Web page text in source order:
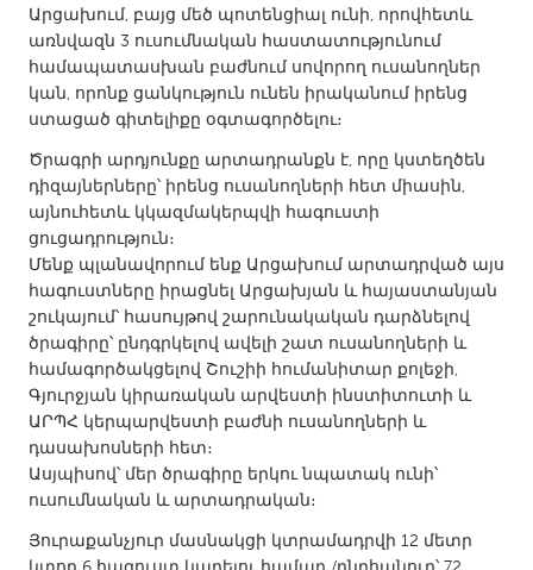
QATAR
Qatar
Singapore
UNITED KINGDOM
Glasgow
UNITED STATES
Ann Arbor, MI
Austin, TX
Baltimore, MD
Boston, MA
Burlingame-San Mateo, CA
Cass Clay
Cleveland, OH
Detroit, MI
Durham, NC
Արցախում, բայց մեծ պոտենցիալ ունի, որովհետև
առնվազն 3 ուսումնական հաստատությունում
համապատասխան բաժնում սովորող ուսանողներ
կան, որոնք ցանկություն ունեն իրականում իրենց
ստացած գիտելիքը օգտագործելու։
Ծրագրի արդյունքը արտադրանքն է, որը կստեղծեն
դիզայներները՝ իրենց ուսանողների հետ միասին,
այնուհետև կկազմակերպվի հագուստի
ցուցադրություն։
Մենք պլանավորում ենք Արցախում արտադրված այս
հագուստները իրացնել Արցախյան և հայաստանյան
շուկայում՝ հասույթով շարունակական դարձնելով
ծրագիրը՝ ընդգրկելով ավելի շատ ուսանողների և
համագործակցելով Շուշիի հումանիտար քոլեջի,
Գյուրջյան կիրառական արվեստի ինստիտուտի և
ԱՐՊՀ կերպարվեստի բաժնի ուսանողների և
դասախոսների հետ։
Ասյպիսով՝ մեր ծրագիրը երկու նպատակ ունի՝
ուսումնական և արտադրական։
Յուրաքանչյուր մասնակցի կտրամադրվի 12 մետր